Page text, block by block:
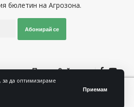
за да оптимизираме
Приемам
бюлетин на Агрозона.
Абонирай се
Последвайте ни
за използване на “Бисквитки”